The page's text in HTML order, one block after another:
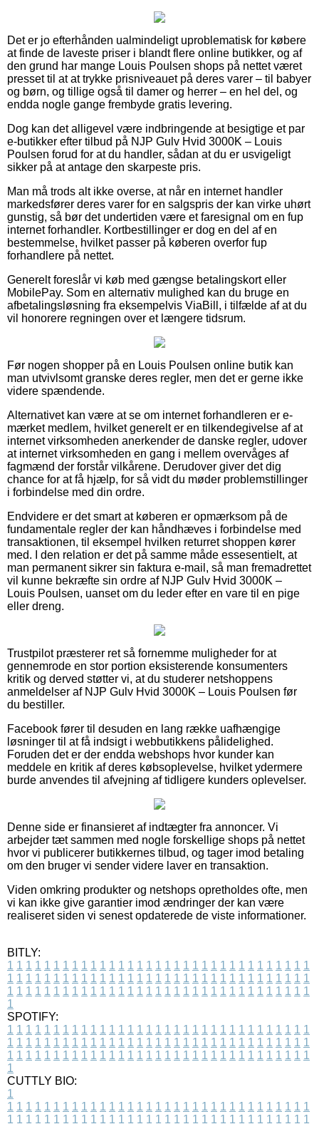
Det er jo efterhånden ualmindeligt uproblematisk for købere
at finde de laveste priser i blandt flere online butikker, og af
den grund har mange Louis Poulsen shops på nettet været
presset til at at trykke prisniveauet på deres varer – til babyer
og børn, og tillige også til damer og herrer – en hel del, og
endda nogle gange frembyde gratis levering.
Dog kan det alligevel være indbringende at besigtige et par
e-butikker efter tilbud på NJP Gulv Hvid 3000K – Louis
Poulsen forud for at du handler, sådan at du er usvigeligt
sikker på at antage den skarpeste pris.
Man må trods alt ikke overse, at når en internet handler
markedsfører deres varer for en salgspris der kan virke uhørt
gunstig, så bør det undertiden være et faresignal om en fup
internet forhandler. Kortbestillinger er dog en del af en
bestemmelse, hvilket passer på køberen overfor fup
forhandlere på nettet.
Generelt foreslår vi køb med gængse betalingskort eller
MobilePay. Som en alternativ mulighed kan du bruge en
afbetalingsløsning fra eksempelvis ViaBill, i tilfælde af at du
vil honorere regningen over et længere tidsrum.
Før nogen shopper på en Louis Poulsen online butik kan
man utvivlsomt granske deres regler, men det er gerne ikke
videre spændende.
Alternativet kan være at se om internet forhandleren er e-
mærket medlem, hvilket generelt er en tilkendegivelse af at
internet virksomheden anerkender de danske regler, udover
at internet virksomheden en gang i mellem overvåges af
fagmænd der forstår vilkårene. Derudover giver det dig
chance for at få hjælp, for så vidt du møder problemstillinger
i forbindelse med din ordre.
Endvidere er det smart at køberen er opmærksom på de
fundamentale regler der kan håndhæves i forbindelse med
transaktionen, til eksempel hvilken returret shoppen kører
med. I den relation er det på samme måde essesentielt, at
man permanent sikrer sin faktura e-mail, så man fremadrettet
vil kunne bekræfte sin ordre af NJP Gulv Hvid 3000K –
Louis Poulsen, uanset om du leder efter en vare til en pige
eller dreng.
Trustpilot præsterer ret så fornemme muligheder for at
gennemrode en stor portion eksisterende konsumenters
kritik og derved støtter vi, at du studerer netshoppens
anmeldelser af NJP Gulv Hvid 3000K – Louis Poulsen før
du bestiller.
Facebook fører til desuden en lang række uafhængige
løsninger til at få indsigt i webbutikkens pålidelighed.
Foruden det er der endda webshops hvor kunder kan
meddele en kritik af deres købsoplevelse, hvilket ydermere
burde anvendes til afvejning af tidligere kunders oplevelser.
Denne side er finansieret af indtægter fra annoncer. Vi
arbejder tæt sammen med nogle forskellige shops på nettet
hvor vi publicerer butikkernes tilbud, og tager imod betaling
om den bruger vi sender videre laver en transaktion.
Viden omkring produkter og netshops opretholdes ofte, men
vi kan ikke give garantier imod ændringer der kan være
realiseret siden vi senest opdaterede de viste informationer.
BITLY:
1 1 1 1 1 1 1 1 1 1 1 1 1 1 1 1 1 1 1 1 1 1 1 1 1 1 1 1 1 1 1 1 1
1 1 1 1 1 1 1 1 1 1 1 1 1 1 1 1 1 1 1 1 1 1 1 1 1 1 1 1 1 1 1 1 1
1 1 1 1 1 1 1 1 1 1 1 1 1 1 1 1 1 1 1 1 1 1 1 1 1 1 1 1 1 1 1 1 1
1
SPOTIFY:
1 1 1 1 1 1 1 1 1 1 1 1 1 1 1 1 1 1 1 1 1 1 1 1 1 1 1 1 1 1 1 1 1
1 1 1 1 1 1 1 1 1 1 1 1 1 1 1 1 1 1 1 1 1 1 1 1 1 1 1 1 1 1 1 1 1
1 1 1 1 1 1 1 1 1 1 1 1 1 1 1 1 1 1 1 1 1 1 1 1 1 1 1 1 1 1 1 1 1
1
CUTTLY BIO:
1
1 1 1 1 1 1 1 1 1 1 1 1 1 1 1 1 1 1 1 1 1 1 1 1 1 1 1 1 1 1 1 1 1
1 1 1 1 1 1 1 1 1 1 1 1 1 1 1 1 1 1 1 1 1 1 1 1 1 1 1 1 1 1 1 1 1